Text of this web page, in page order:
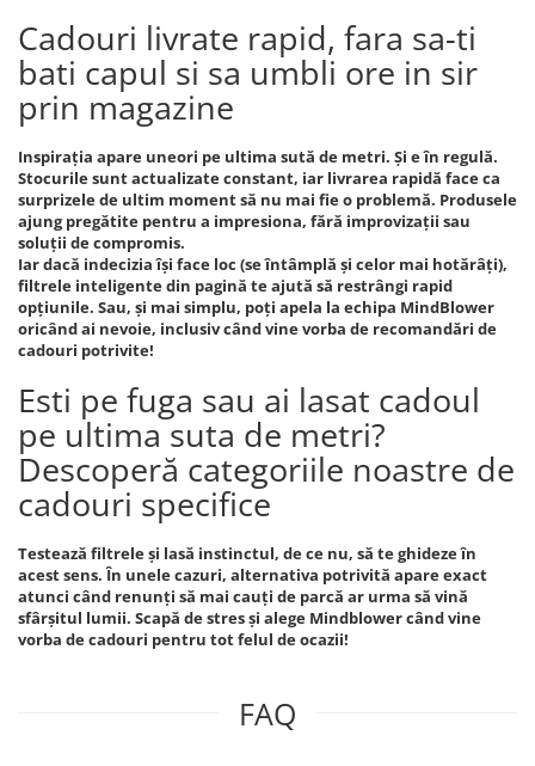
Cadouri livrate rapid, fara sa-ti
bati capul si sa umbli ore in sir
prin magazine
Inspirația apare uneori pe ultima sută de metri. Și e în regulă.
Stocurile sunt actualizate constant, iar livrarea rapidă face ca
surprizele de ultim moment să nu mai fie o problemă. Produsele
ajung pregătite pentru a impresiona, fără improvizații sau
soluții de compromis.
Iar dacă indecizia își face loc (se întâmplă și celor mai hotărâți),
filtrele inteligente din pagină te ajută să restrângi rapid
opțiunile. Sau, și mai simplu, poți apela la echipa MindBlower
oricând ai nevoie, inclusiv când vine vorba de recomandări de
cadouri potrivite!
Esti pe fuga sau ai lasat cadoul
pe ultima suta de metri?
Descoperă categoriile noastre de
cadouri specifice
Testează filtrele și lasă instinctul, de ce nu, să te ghideze în
acest sens. În unele cazuri, alternativa potrivită apare exact
atunci când renunți să mai cauți de parcă ar urma să vină
sfârșitul lumii. Scapă de stres și alege Mindblower când vine
vorba de cadouri pentru tot felul de ocazii!
FAQ